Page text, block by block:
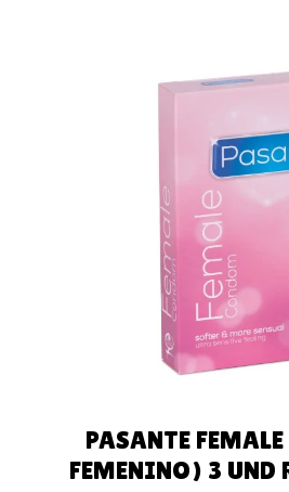
LEER MÁS
PASANTE
FEMENINO) 3 UND